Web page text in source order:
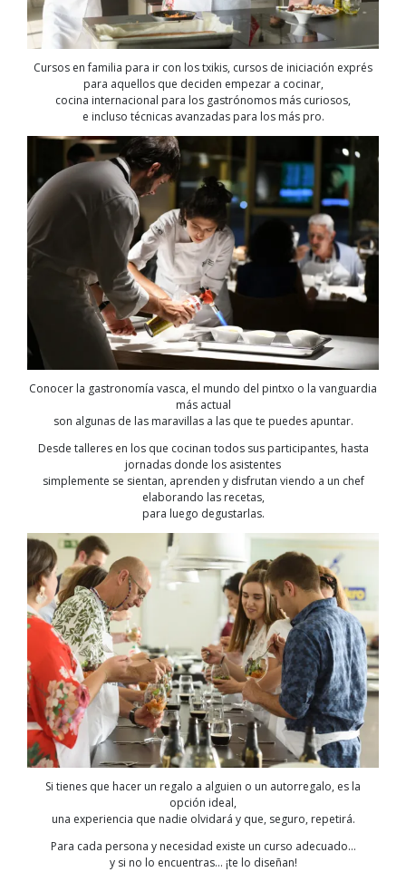
Cursos en familia para ir con los txikis, cursos de iniciación exprés
para aquellos que deciden empezar a cocinar,
cocina internacional para los gastrónomos más curiosos,
e incluso técnicas avanzadas para los más pro.
Conocer la gastronomía vasca, el mundo del pintxo o la vanguardia
más actual
son algunas de las maravillas a las que te puedes apuntar.
Desde talleres en los que cocinan todos sus participantes, hasta
jornadas donde los asistentes
simplemente se sientan, aprenden y disfrutan viendo a un chef
elaborando las recetas,
para luego degustarlas.
Si tienes que hacer un regalo a alguien o un autorregalo, es la
opción ideal,
una experiencia que nadie olvidará y que, seguro, repetirá.
Para cada persona y necesidad existe un curso adecuado…
y si no lo encuentras… ¡te lo diseñan!